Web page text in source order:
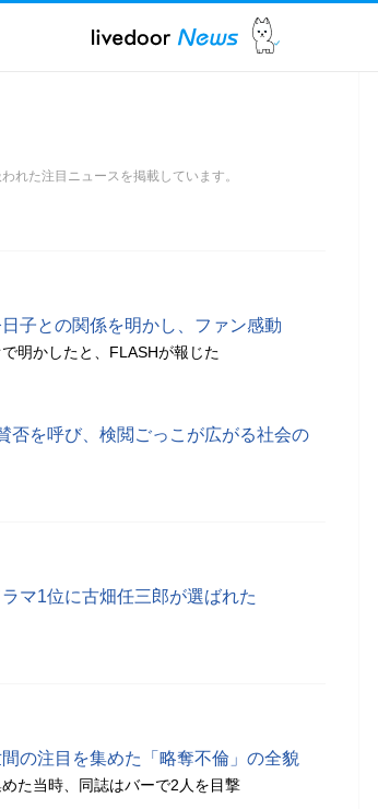
れた注目ニュースを掲載しています。
子との関係を明かし、ファン感動
明かしたと、FLASHが報じた
否を呼び、検閲ごっこが広がる社会の
マ1位に古畑任三郎が選ばれた
の注目を集めた「略奪不倫」の全貌
た当時、同誌はバーで2人を目撃